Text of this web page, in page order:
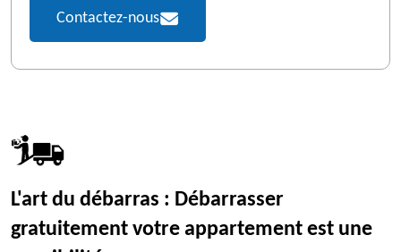
Contactez-nous
L'art du débarras : Débarrasser
gratuitement votre appartement est une